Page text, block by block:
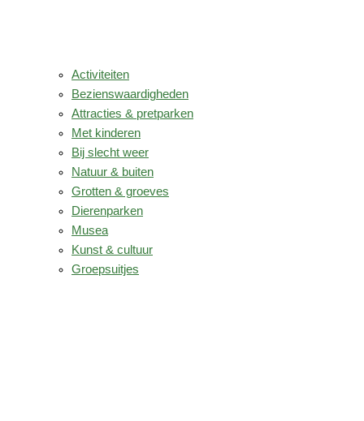
Activiteiten
Bezienswaardigheden
Attracties & pretparken
Met kinderen
Bij slecht weer
Natuur & buiten
Grotten & groeves
Dierenparken
Musea
Kunst & cultuur
Groepsuitjes